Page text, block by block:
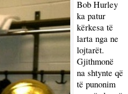
Bob Hurley
ka patur
kërkesa të
larta nga ne
lojtarët.
Gjithmonë
na shtynte që
të punonim